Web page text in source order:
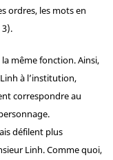
ordres, les mots en
même fonction. Ainsi,
à l’institution,
correspondre au
défilent plus
Linh. Comme quoi,